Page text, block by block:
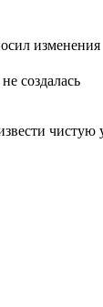
изменения
создалась
чистую